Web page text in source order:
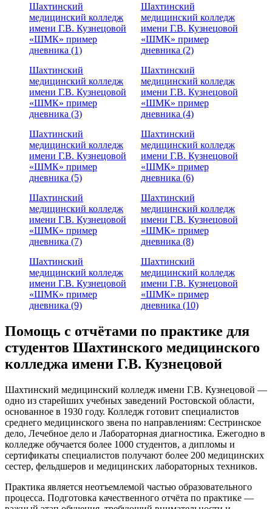
Шахтинский
медицинский колледж
имени Г.В. Кузнецовой
«ШМК» пример
дневника (1)
Шахтинский
медицинский колледж
имени Г.В. Кузнецовой
«ШМК» пример
дневника (2)
Шахтинский
медицинский колледж
имени Г.В. Кузнецовой
«ШМК» пример
дневника (3)
Шахтинский
медицинский колледж
имени Г.В. Кузнецовой
«ШМК» пример
дневника (4)
Шахтинский
медицинский колледж
имени Г.В. Кузнецовой
«ШМК» пример
дневника (5)
Шахтинский
медицинский колледж
имени Г.В. Кузнецовой
«ШМК» пример
дневника (6)
Шахтинский
медицинский колледж
имени Г.В. Кузнецовой
«ШМК» пример
дневника (7)
Шахтинский
медицинский колледж
имени Г.В. Кузнецовой
«ШМК» пример
дневника (8)
Шахтинский
медицинский колледж
имени Г.В. Кузнецовой
«ШМК» пример
дневника (9)
Шахтинский
медицинский колледж
имени Г.В. Кузнецовой
«ШМК» пример
дневника (10)
Помощь с отчётами по практике для
студентов Шахтинского медицинского
колледжа имени Г.В. Кузнецовой
Шахтинский медицинский колледж имени Г.В. Кузнецовой —
одно из старейших учебных заведений Ростовской области,
основанное в 1930 году. Колледж готовит специалистов
среднего медицинского звена по направлениям: Сестринское
дело, Лечебное дело и Лабораторная диагностика. Ежегодно в
колледже обучается более 1000 студентов, а дипломы и
сертификаты специалистов получают более 200 медицинских
сестер, фельдшеров и медицинских лабораторных техников.
Практика является неотъемлемой частью образовательного
процесса. Подготовка качественного отчёта по практике —